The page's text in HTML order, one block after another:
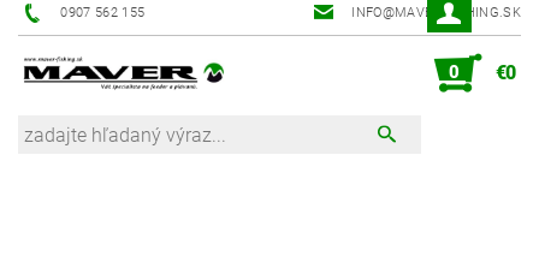
0907 562 155 INFO@MAVER-FISHING.SK
0 €0